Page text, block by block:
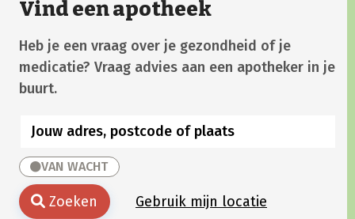
Vind een apotheek
Heb je een vraag over je gezondheid of je
medicatie? Vraag advies aan een apotheker in je
buurt.
VAN WACHT
Zoeken Gebruik mijn locatie